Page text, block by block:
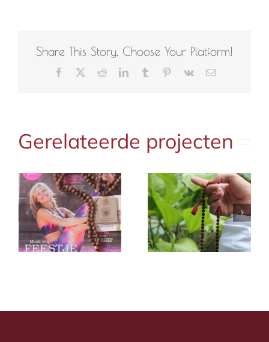
Share This Story, Choose Your Platform!
Facebook RedditLinkedInTumblr Pinterest
Vk
E-
Gerelateerde projecten
Yoga krant Yoga magazine